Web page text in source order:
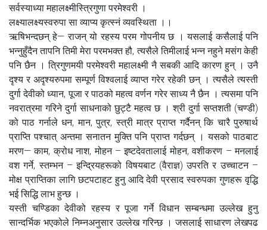
सर्वस्याध्या महालक्ष्मीस्त्रिगुणा परमेश्वरी ।
लक्ष्यालक्ष्यस्वरुपा सा व्याप्य कृत्स्नं व्यवस्थिता ।।
ऋषिभन्दछन् हे— राजन् यो रहस्य परम गोपनीय छ । यसलाई कसैलाई पनि
भन्नुहुँदैन तापनि तिमी मेरा परमभक्त हौ, त्यसैले तिमीलाई भन्न नहुने मसंग केही
पनि छैन । त्रिगुणमयी परमेश्वरी महालक्ष्मी नै सबकी आदि कारण हुन् । उनै
दृश्य र अदृश्यरुपमा सम्पूर्ण विश्वलाई व्याप्त गरेर रहेकी छन् । त्यसैले त्यस्ती
दुर्गा देवीको ध्यान, पूजा र पाठको महत्व वर्णन गरेर साध्य नै छैन । त्यसमा पनि
नवरात्रमा गरिने दुर्गा साधनाको छुट्टै महत्व छ । श्री दुर्गा सप्तशती (चण्डी)
को पाठ गर्नाले धन, मान, पुत्र, स्त्री मात्र प्राप्त गर्दैनन् कि चारै पुरुषार्थ
प्राप्ति पश्चात् अन्तमा सनातन मुक्ति पनि प्राप्त गर्दछन् । यसको पाठबाट
मरण— काम, क्रोध नाश, मोहन – इष्टदेवतालाई मोहन, वशीकरण – मनलाई
वश गर्ने, स्तम्भन – इन्द्रियहरूको विषयबाट (वैराज्ञ) उपरति र उच्चाटन –
मोक्ष प्राप्तिका लागि छटपटाहट हुनु आदि देवी प्रसाद स्वरुपका गुणहरू वृद्धि
भई सिद्धि लाभ हुन्छ ।
यस्ती चण्डिका देवीको रहस्य र पूजा गर्ने विधान सम्बन्धमा उल्लेख हुनु
सान्दर्भिक भएकोले निम्नअनुसार उल्लेख गरिन्छ । जसलाई साधारण लेखपढ